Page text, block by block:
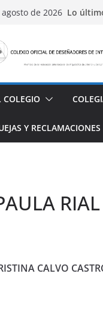
de 2026 Lo
COLEGIO
Y RECLAMACIONES
CALVO